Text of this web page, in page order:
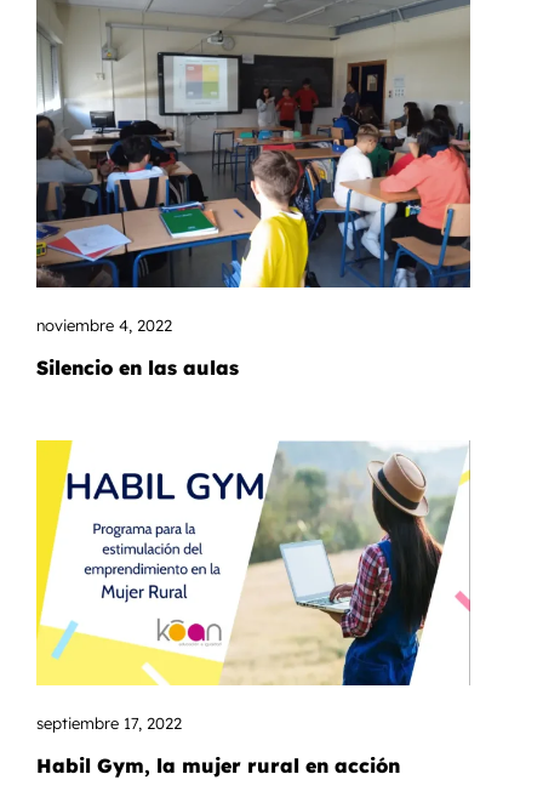
noviembre 4, 2022
Silencio en las aulas
septiembre 17, 2022
Habil Gym, la mujer rural en acción